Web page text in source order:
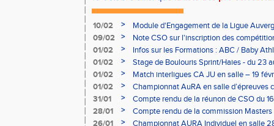
10/02 >
Module d'Engagement de la Ligue
09/02
>
Note CSO sur l'inscription des
01/02
>
Infos sur les Formations : ABC / Baby
01/02
>
Stage de Boulouris Sprint/Haies - du 23
01/02
>
Match interligues CA JU en salle – 19
01/02
>
Championnat AuRA en salle d’épreuves
- le 12 février
31/01 >
Compte rendu de la réunon de CSO du
28/01
>
Compte rendu de la commission
à Bourgoin
26/01 >
Championnat AURA Individuel en salle